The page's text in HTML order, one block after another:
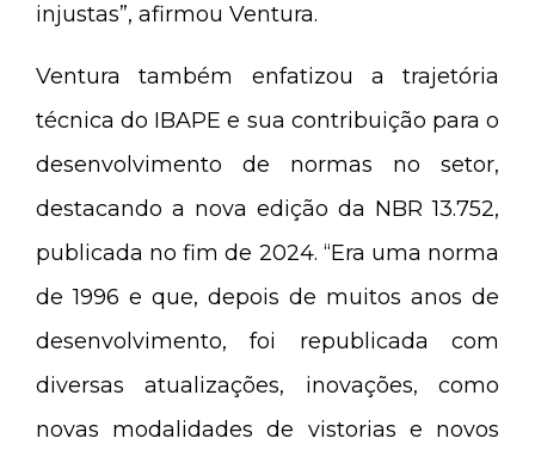
injustas”, afirmou Ventura.
Ventura também enfatizou a trajetória
técnica do IBAPE e sua contribuição para o
desenvolvimento de normas no setor,
destacando a nova edição da NBR 13.752,
publicada no fim de 2024. “Era uma norma
de 1996 e que, depois de muitos anos de
desenvolvimento, foi republicada com
diversas atualizações, inovações, como
novas modalidades de vistorias e novos